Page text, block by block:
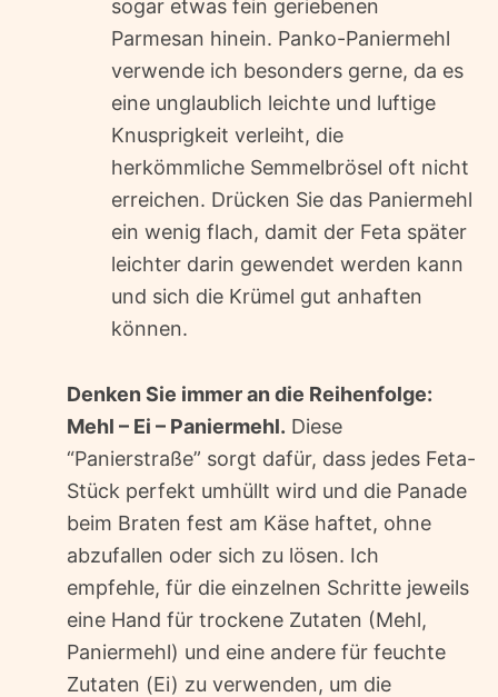
sogar etwas fein geriebenen
Parmesan hinein. Panko-Paniermehl
verwende ich besonders gerne, da es
eine unglaublich leichte und luftige
Knusprigkeit verleiht, die
herkömmliche Semmelbrösel oft nicht
erreichen. Drücken Sie das Paniermehl
ein wenig flach, damit der Feta später
leichter darin gewendet werden kann
und sich die Krümel gut anhaften
können.
Denken Sie immer an die Reihenfolge:
Mehl – Ei – Paniermehl. Diese
“Panierstraße” sorgt dafür, dass jedes Feta-
Stück perfekt umhüllt wird und die Panade
beim Braten fest am Käse haftet, ohne
abzufallen oder sich zu lösen. Ich
empfehle, für die einzelnen Schritte jeweils
eine Hand für trockene Zutaten (Mehl,
Paniermehl) und eine andere für feuchte
Zutaten (Ei) zu verwenden, um die